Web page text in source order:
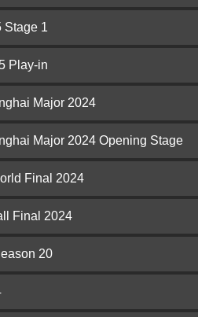
Stage 1
Play-in
Major 2024
Major 2024 Opening Stage
Final 2024
Final 2024
20